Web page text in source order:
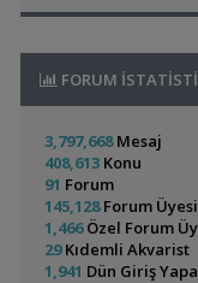
Yeni Üye Forumu
Akvaryum Tanıtımı
Ternapi Küçük Bir
Akvaryum Tanıtımı
Colombian Tetra
Uygun Yerli Üretim
09:11
09:01
Mdf Dolap Ve Ahşap
Lepistes Otu
mesutt
2 Torba Moss :) Filtre
Apistogramma Türleri
Hb.white Lepistes
FORUM
3,797,668Mesaj
408,613 Konu
91 Forum
145,128Forum Üyesi
1,466Özel Forum
29Kıdemli Akvarist
1,941 Dün Giriş